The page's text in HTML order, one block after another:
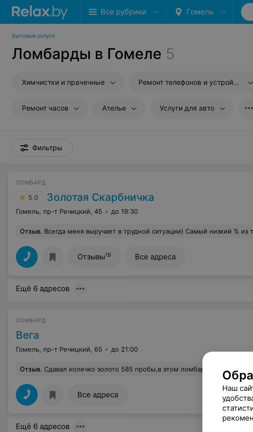
Все рубрики Гомель
Бытовые услуги
Ломбарды в Гомеле 5
Химчистки и прачечные Ремонт телефонов и устройств связи
Ремонт часов Ателье Услуги для авто
Фильтры
ЛОМБАРД
5.0 Золотая Скарбничка
Гомель, пр-т Речицкий, 45 до 19:30
Отзыв. Всегда меня выручает в трудной ситуации) Самый низкий % из тех что я видела, отличное обслуживание) Еще можно приобрести ювелирное украшение из золота
Отзывы19 Все адреса
Ещё 6 адресов
ЛОМБАРД
Вега
Гомель, пр-т Речицкий, 65 до 21:00
Отзыв. Сдавал колечко золото 585 пробы,в этом ломбарде выдали сумму денег существенно больше чем в ломбарде другом, девушка вежливая всё популярно рассказала и я даже забыл квитанцию забрать,но в указанный срок я
Все адреса
Ещё 6 адресов
Наш